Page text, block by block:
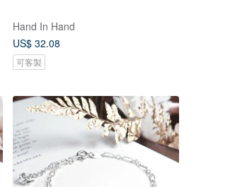
Hand In Hand
US$ 32.08
可客製